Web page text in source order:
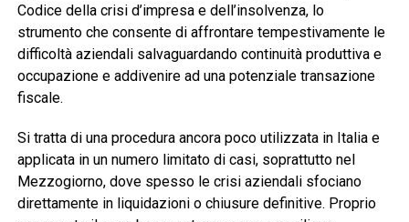
Codice della crisi d’impresa e dell’insolvenza, lo
strumento che consente di affrontare tempestivamente le
difficoltà aziendali salvaguardando continuità produttiva e
occupazione e addivenire ad una potenziale transazione
fiscale.
Si tratta di una procedura ancora poco utilizzata in Italia e
applicata in un numero limitato di casi, soprattutto nel
Mezzogiorno, dove spesso le crisi aziendali sfociano
direttamente in liquidazioni o chiusure definitive. Proprio